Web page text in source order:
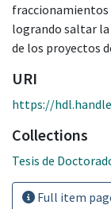
fraccionamientos
logrando saltar
de los proyectos
URI
https://
Collections
Tesis de
Full item